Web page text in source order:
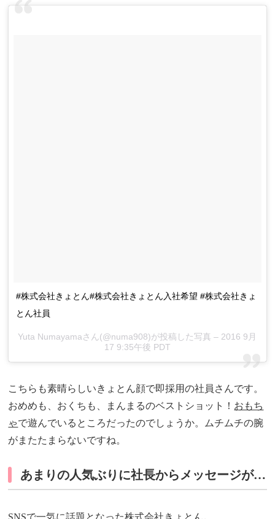
#株式会社きょとん#株式会社きょとん入社希望 #株式会社きょ
とん社員
Yuta Numayamaさん(@numa908)が投稿した写真 – 2016 9月
17 9:35午後 PDT
こちらも素晴らしいきょとん顔で即採用の社員さんです。
おめめも、おくちも、まんまるのベストショット！ おもち
ゃで遊んでいるところだったのでしょうか。ムチムチの腕
がまたたまらないですね。
あまりの人気ぶりに社長からメッセージが…
SNSで一気に話題となった株式会社きょとん。